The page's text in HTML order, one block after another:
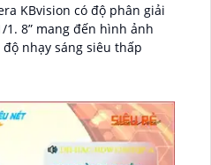
KBvision có độ phân giải
1. 8” mang đến hình ảnh
nhạy sáng siêu thấp